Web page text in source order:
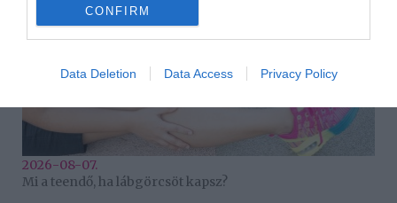
CONFIRM
Data Deletion Data Access Privacy Policy
2026-08-07.
Mi a teendő, ha lábgörcsöt kapsz?